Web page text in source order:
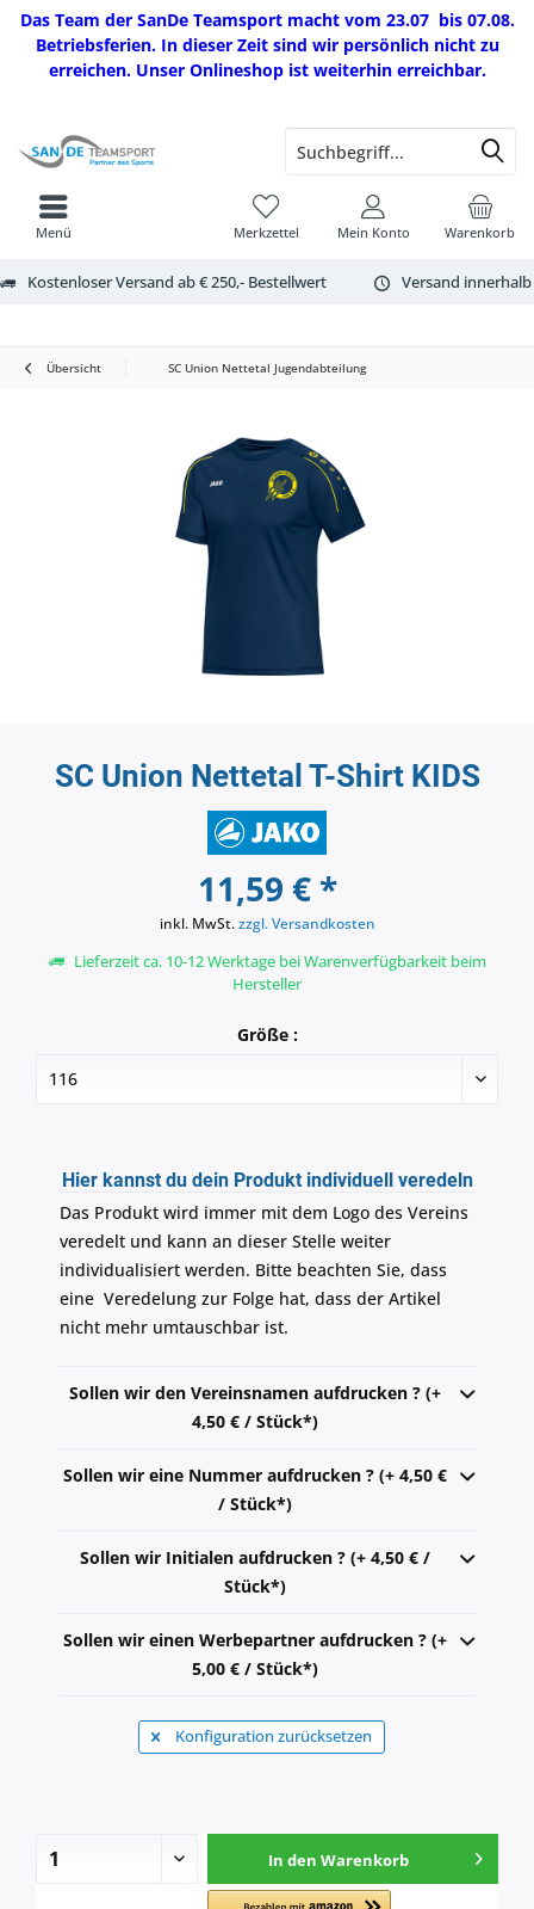
Das Team der SanDe Teamsport macht vom 23.07 bis 07.08.
Betriebsferien. In dieser Zeit sind wir persönlich nicht zu
erreichen. Unser Onlineshop ist weiterhin erreichbar.
Kostenloser Versand ab € 250,- Bestellwert Versand
Warenkorb
Merkzettel Mein Konto
Menü
Übersicht SC Union Nettetal Jugendabteilung
SC Union Nettetal T-Shirt KIDS
11,59 € *
inkl. MwSt.zzgl. Versandkosten
Lieferzeit ca. 10-12 Werktage bei Warenverfügbarkeit beim
Hersteller
Größe :
Hier kannst du dein Produkt individuell veredeln
Das Produkt wird immer mit dem Logo des Vereins
veredelt und kann an dieser Stelle weiter
individualisiert werden. Bitte beachten Sie, dass
eine Veredelung zur Folge hat, dass der Artikel
nicht mehr umtauschbar ist.
Sollen wir den Vereinsnamen aufdrucken ? (+
4,50 € / Stück*)
Sollen wir eine Nummer aufdrucken ? (+ 4,50 €
/ Stück*)
Sollen wir Initialen aufdrucken ? (+ 4,50 € /
Stück*)
Sollen wir einen Werbepartner aufdrucken ? (+
5,00 € / Stück*)
Konfiguration zurücksetzen
In den Warenkorb